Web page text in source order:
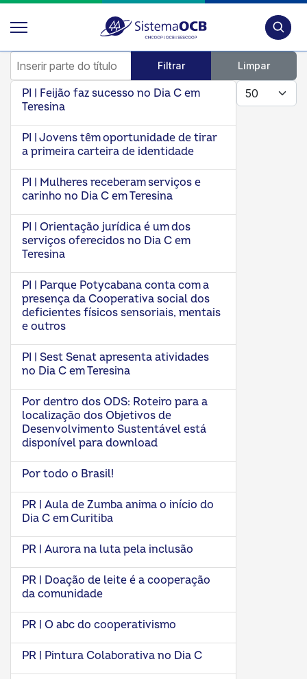
Inserir parte do título
Filtrar Limpar
Mostrar #
PI | Feijão faz sucesso no Dia C em
Teresina
PI | Jovens têm oportunidade de tirar
a primeira carteira de identidade
PI | Mulheres receberam serviços e
carinho no Dia C em Teresina
PI | Orientação jurídica é um dos
serviços oferecidos no Dia C em
Teresina
PI | Parque Potycabana conta com a
presença da Cooperativa social dos
deficientes físicos sensoriais, mentais
e outros
PI | Sest Senat apresenta atividades
no Dia C em Teresina
Por dentro dos ODS: Roteiro para a
localização dos Objetivos de
Desenvolvimento Sustentável está
disponível para download
Por todo o Brasil!
PR | Aula de Zumba anima o início do
Dia C em Curitiba
PR | Aurora na luta pela inclusão
PR | Doação de leite é a cooperação
da comunidade
PR | O abc do cooperativismo
PR | Pintura Colaborativa no Dia C